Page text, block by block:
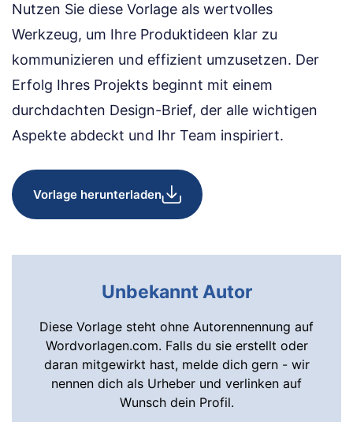
Nutzen Sie diese Vorlage als wertvolles
Werkzeug, um Ihre Produktideen klar zu
kommunizieren und effizient umzusetzen. Der
Erfolg Ihres Projekts beginnt mit einem
durchdachten Design-Brief, der alle wichtigen
Aspekte abdeckt und Ihr Team inspiriert.
Vorlage herunterladen
Unbekannt Autor
Diese Vorlage steht ohne Autorennennung auf
Wordvorlagen.com. Falls du sie erstellt oder
daran mitgewirkt hast, melde dich gern - wir
nennen dich als Urheber und verlinken auf
Wunsch dein Profil.